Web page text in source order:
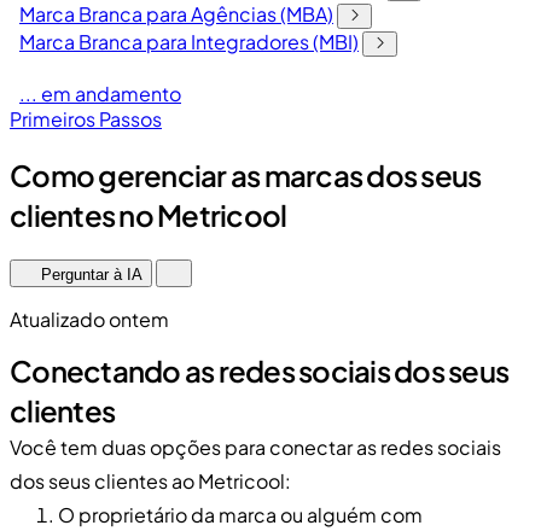
Marca Branca para Agências (MBA)
Marca Branca para Integradores (MBI)
... em andamento
Primeiros Passos
Como gerenciar as marcas dos seus
clientes no Metricool
Perguntar à IA
Atualizado ontem
Conectando as redes sociais dos seus
clientes
Você tem duas opções para conectar as redes sociais
dos seus clientes ao Metricool:
O proprietário da marca ou alguém com